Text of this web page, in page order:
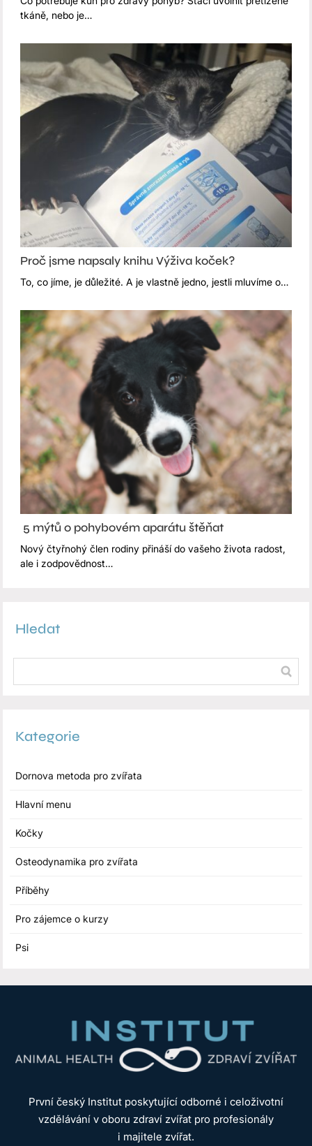
tkáně, nebo je…
Proč jsme napsaly knihu Výživa koček?
To, co jíme, je důležité. A je vlastně jedno, jestli mluvíme o…
5 mýtů o pohybovém aparátu štěňat
Nový čtyřnohý člen rodiny přináší do vašeho života radost,
ale i zodpovědnost…
Hledat
Kategorie
Dornova metoda pro zvířata
Hlavní menu
Kočky
Osteodynamika pro zvířata
Příběhy
Pro zájemce o kurzy
Psi
První český Institut poskytující odborné i celoživotní
vzdělávání v oboru zdraví zvířat pro profesionály
i majitele zvířat.